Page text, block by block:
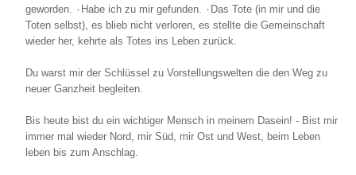
geworden. ٠Habe ich zu mir gefunden. ٠Das Tote (in mir und die
Toten selbst), es blieb nicht verloren, es stellte die Gemeinschaft
wieder her, kehrte als Totes ins Leben zurück.
Du warst mir der Schlüssel zu Vorstellungswelten die den Weg zu
neuer Ganzheit begleiten.
Bis heute bist du ein wichtiger Mensch in meinem Dasein! - Bist mir
immer mal wieder Nord, mir Süd, mir Ost und West, beim Leben
leben bis zum Anschlag.